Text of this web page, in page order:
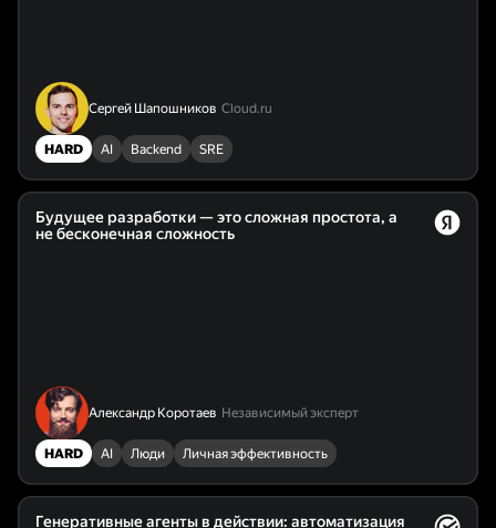
Сергей Шапошников Cloud.ru
HARD AI Backend SRE
Будущее разработки — это сложная простота, а
не бесконечная сложность
Александр Коротаев Независимый эксперт
HARD AI Люди Личная эффективность
Генеративные агенты в действии: автоматизация